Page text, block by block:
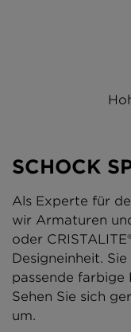
SCHOCK
Als Experte für
wir Armaturen
oder
Designeinheit.
passende farbige
Sehen Sie sich
um.